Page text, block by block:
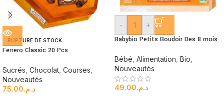
RUPTURE DE STOCK
Ferrero Classic 20 Pcs
Sucrés Chocolat Courses
Nouveautés
د.م.75.00
- +
Babybio Petits Boudoir Des 8 mois
Bébé Alimentation Bio
Nouveautés
د.م.49.00